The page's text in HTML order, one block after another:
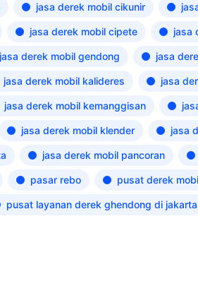
jasa derek mobil cikunir
jasa derek mobil cipete jasa
jasa derek mobil gendong jasa
jasa derek mobil kalideres jasa
jasa derek mobil kemanggisan
jasa derek mobil klender jasa
jasa derek mobil pancoran
pasar rebo pusat derek
pusat layanan derek ghendong di jakarta